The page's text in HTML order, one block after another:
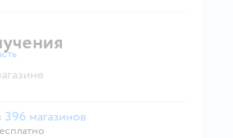
доставки.
магазинов